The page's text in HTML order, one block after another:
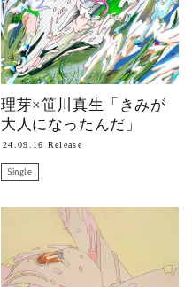
理芽×笹川真生「きみが
大人になったんだ」
24.09.16 Release
Single